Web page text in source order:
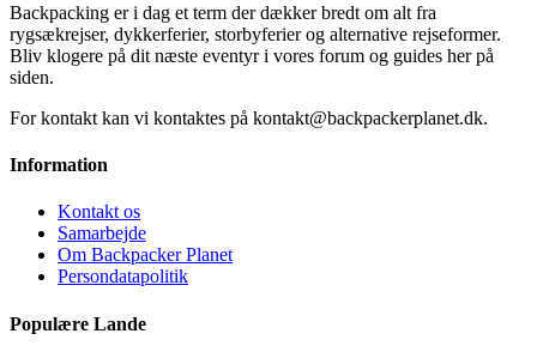
Backpacking er i dag et term der dækker bredt om alt fra
rygsækrejser, dykkerferier, storbyferier og alternative rejseformer.
Bliv klogere på dit næste eventyr i vores forum og guides her på
siden.
For kontakt kan vi kontaktes på kontakt@backpackerplanet.dk.
Information
Kontakt os
Samarbejde
Om Backpacker Planet
Persondatapolitik
Populære Lande